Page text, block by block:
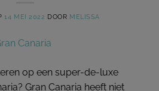
14 MEI 2022 DOOR MELISSA
op een super-de-luxe
Gran Canaria heeft niet